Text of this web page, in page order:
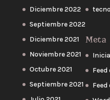
Diciembre 2022
Septiembre 2022
Diciembre 2021
Noviembre 2021
Octubre 2021
Septiembre 2021
Meta